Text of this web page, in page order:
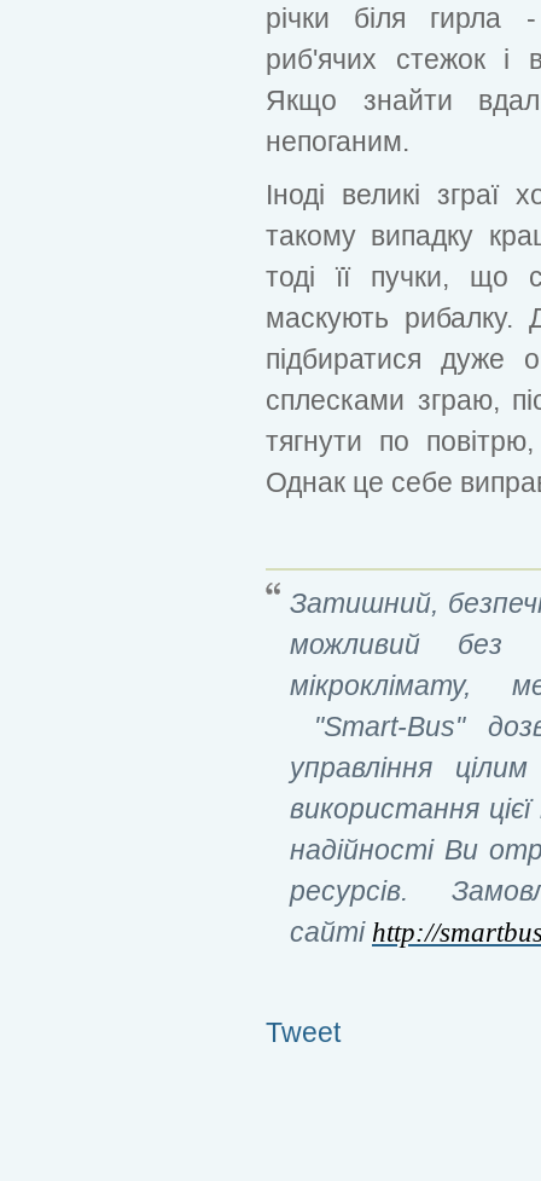
річки біля гирла
риб'ячих стежок і
Якщо знайти
непоганим.
Іноді великі зграї
такому випадку
тоді її пучки, що
маскують рибалку.
підбиратися дуже
сплесками зграю,
тягнути по
Однак це себе
Затишний,
можливий без
мікроклімату,
"Smart-Bus"
управління
використання цієї
надійності Ви
ресурсів.
сайті http://
Tweet